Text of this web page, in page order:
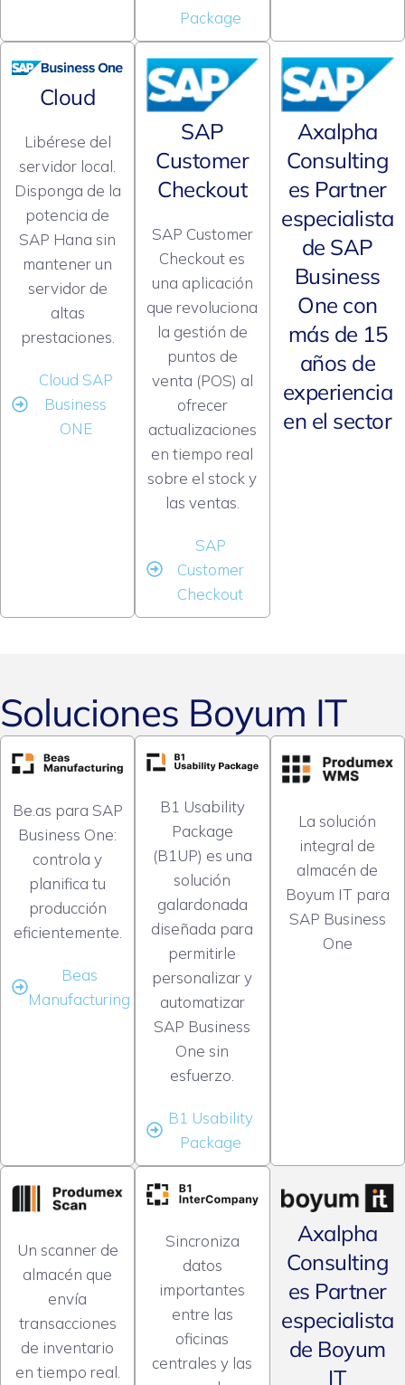
Package
Cloud
Libérese del
servidor local.
Disponga de la
potencia de
SAP Hana sin
mantener un
servidor de
altas
prestaciones.
Cloud SAP
Business
ONE
SAP
Customer
Checkout
SAP Customer
Checkout es
una aplicación
que revoluciona
la gestión de
puntos de
venta (POS) al
ofrecer
actualizaciones
en tiempo real
sobre el stock y
las ventas.
SAP
Customer
Checkout
Axalpha
Consulting
es Partner
especialista
de SAP
Business
One con
más de 15
años de
experiencia
en el sector
Soluciones Boyum IT
Be.as para SAP
Business One:
controla y
planifica tu
producción
eficientemente.
Beas
Manufacturing
B1 Usability
Package
(B1UP) es una
solución
galardonada
diseñada para
permitirle
personalizar y
automatizar
SAP Business
One sin
esfuerzo.
B1 Usability
Package
La solución
integral de
almacén de
Boyum IT para
SAP Business
One
Un scanner de
almacén que
envía
transacciones
de inventario
en tiempo real.
Sincroniza
datos
importantes
entre las
oficinas
centrales y las
Axalpha
Consulting
es Partner
especialista
de Boyum
IT